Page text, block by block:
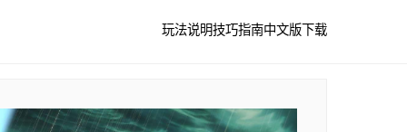
玩法说明技巧指南中文版下载